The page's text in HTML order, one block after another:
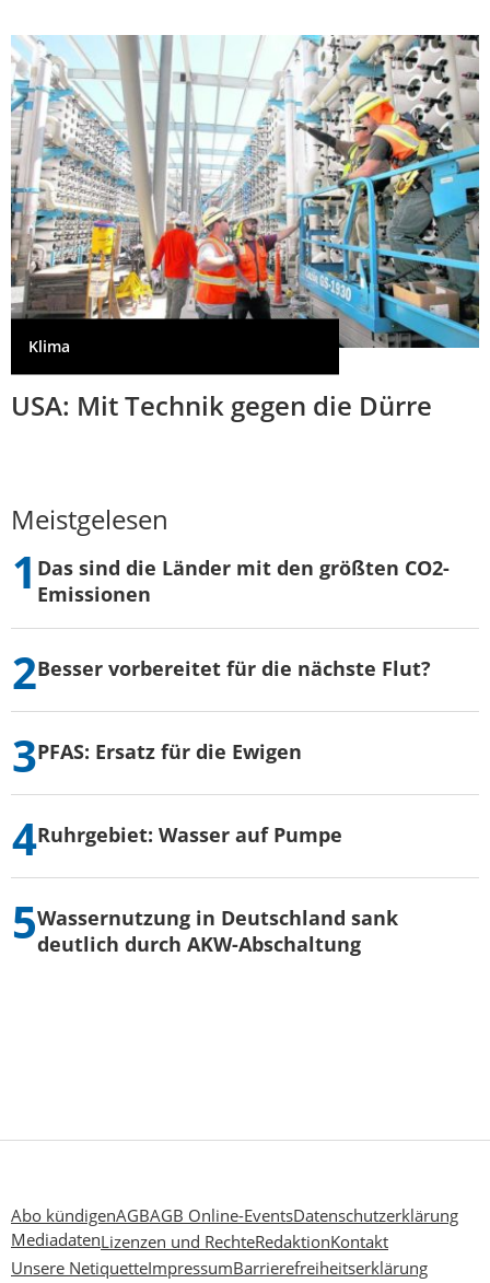
Klima
USA: Mit Technik gegen die Dürre
Meistgelesen
Das sind die Länder mit den größten CO2-
Emissionen
Besser vorbereitet für die nächste Flut?
PFAS: Ersatz für die Ewigen
Ruhrgebiet: Wasser auf Pumpe
Wassernutzung in Deutschland sank
deutlich durch AKW-Abschaltung
Abo kündigenAGBAGB Online-EventsDatenschutzerklärung
MediadatenLizenzen und RechteRedaktionKontakt
Unsere NetiquetteImpressumBarrierefreiheitserklärung